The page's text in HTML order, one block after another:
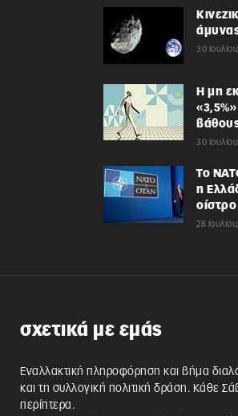
30
Η μη
30
Το
η
οίστρο
28
σχετικά με εμάς
Εναλλακτική πληροφόρηση και βήμα
και τη συλλογική πολιτική δράση. Κάθε
περίπτερα.